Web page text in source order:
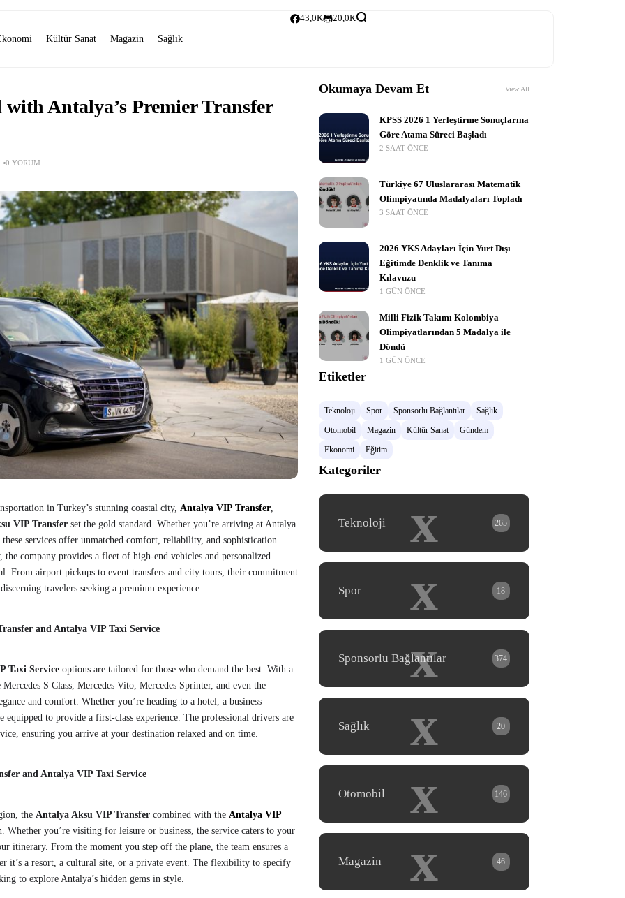
Kültür Sanat Magazin Sağlık
43,0K 20,0K
Antalya’s Premier Transfer
0 YORUM
in Turkey’s stunning coastal city, Antalya VIP Transfer,
VIP Transfer set the gold standard. Whether you’re arriving at Antalya
services offer unmatched comfort, reliability, and sophistication.
company provides a fleet of high-end vehicles and personalized
From airport pickups to event transfers and city tours, their commitment
travelers seeking a premium experience.
and Antalya VIP Taxi Service
Taxi Service options are tailored for those who demand the best. With a
S Class, Mercedes Vito, Mercedes Sprinter, and even the
and comfort. Whether you’re heading to a hotel, a business
equipped to provide a first-class experience. The professional drivers are
ensuring you arrive at your destination relaxed and on time.
and Antalya VIP Taxi Service
the Antalya Aksu VIP Transfer combined with the Antalya VIP
Whether you’re visiting for leisure or business, the service caters to your
itinerary. From the moment you step off the plane, the team ensures a
it’s a resort, a cultural site, or a private event. The flexibility to specify
to explore Antalya’s hidden gems in style.
Okumaya Devam Et View All
KPSS 2026 1 Yerleştirme Sonuçlarına
Göre Atama Süreci Başladı
2 SAAT ÖNCE
Türkiye 67 Uluslararası Matematik
Olimpiyatında Madalyaları Topladı
3 SAAT ÖNCE
2026 YKS Adayları İçin Yurt Dışı
Eğitimde Denklik ve Tanıma
Kılavuzu
1 GÜN ÖNCE
Milli Fizik Takımı Kolombiya
Olimpiyatlarından 5 Madalya ile
Döndü
1 GÜN ÖNCE
Etiketler
Teknoloji Spor Sponsorlu Bağlantılar
Sağlık
Otomobil
Magazin Kültür Sanat
Gündem
Ekonomi
Eğitim
Kategoriler
x
Teknoloji 265
x
Spor 18
x
Sponsorlu Bağlantılar 374
x
Sağlık 20
x
Otomobil 146
x
Magazin 46